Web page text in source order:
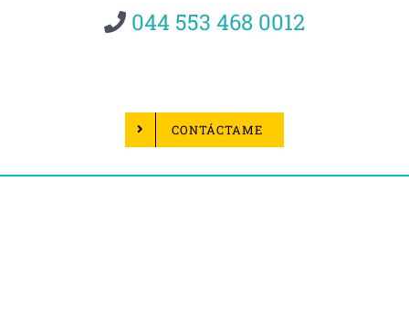
044 553 468 0012
CONTÁCTAME